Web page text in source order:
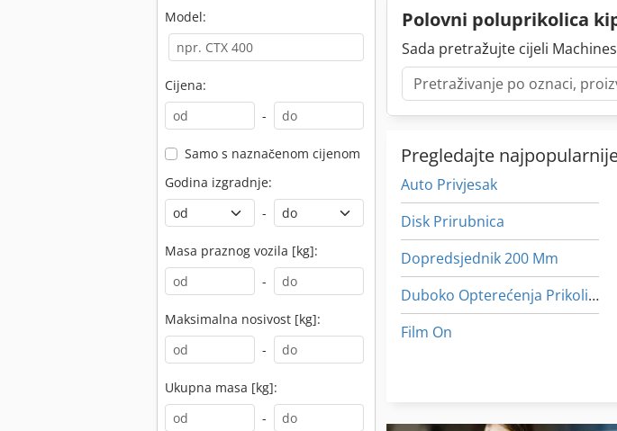
Model:
Cijena:
-
Samo s naznačenom cijenom
Godina izgradnje:
-
Masa praznog vozila [kg]:
-
Maksimalna nosivost [kg]:
-
Ukupna masa [kg]:
-
Polovni poluprikolica
Sada pretražujte cijeli
Pregledajte
Auto Privjesak
Disk Prirubnica
Dopredsjednik 200 Mm
Duboko Opterećenja Prikolice M Sklopivi Auffahrr
Film On